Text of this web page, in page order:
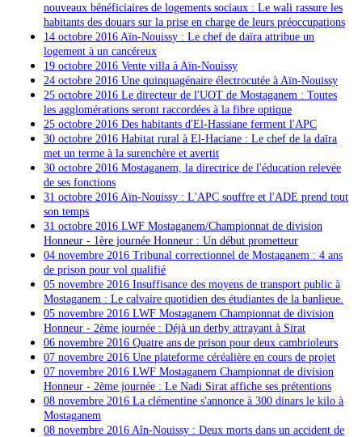
nouveaux bénéficiaires de logements sociaux : Le wali rassure les
habitants des douars sur la prise en charge de leurs préoccupations
14 octobre 2016 Aïn-Nouissy : Le chef de daïra attribue un
logement à un cancéreux
19 octobre 2016 Vente villa à Aïn-Nouissy
24 octobre 2016 Une quinquagénaire électrocutée à Aïn-Nouissy
25 octobre 2016 Le directeur de l'UOT de Mostaganem : Toutes
les agglomérations seront raccordées à la fibre optique
25 octobre 2016 Des habitants d'El-Hassiane ferment l'APC
30 octobre 2016 Habitat rural à El-Haciane : Le chef de la daïra
met un terme à la surenchère et avertit
30 octobre 2016 Mostaganem, la directrice de l'éducation relevée
de ses fonctions
31 octobre 2016 Aïn-Nouissy : L'APC souffre et l'ADE prend tout
son temps
31 octobre 2016 LWF Mostaganem/Championnat de division
Honneur - 1ère journée Honneur : Un début prometteur
04 novembre 2016 Tribunal correctionnel de Mostaganem : 4 ans
de prison pour vol qualifié
05 novembre 2016 Insuffisance des moyens de transport public à
Mostaganem : Le calvaire quotidien des étudiantes de la banlieue.
05 novembre 2016 LWF Mostaganem Championnat de division
Honneur - 2ème journée : Déjà un derby attrayant à Sirat
06 novembre 2016 Quatre ans de prison pour deux cambrioleurs
07 novembre 2016 Une plateforme céréalière en cours de projet
07 novembre 2016 LWF Mostaganem Championnat de division
Honneur - 2ème journée : Le Nadi Sirat affiche ses prétentions
08 novembre 2016 La clémentine s'annonce à 300 dinars le kilo à
Mostaganem
08 novembre 2016 Aîn-Nouissy : Deux morts dans un accident de